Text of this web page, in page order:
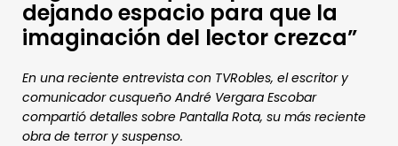
dejando espacio para que la
imaginación del lector crezca”
En una reciente entrevista con TVRobles, el escritor y
comunicador cusqueño André Vergara Escobar
compartió detalles sobre Pantalla Rota, su más reciente
obra de terror y suspenso.